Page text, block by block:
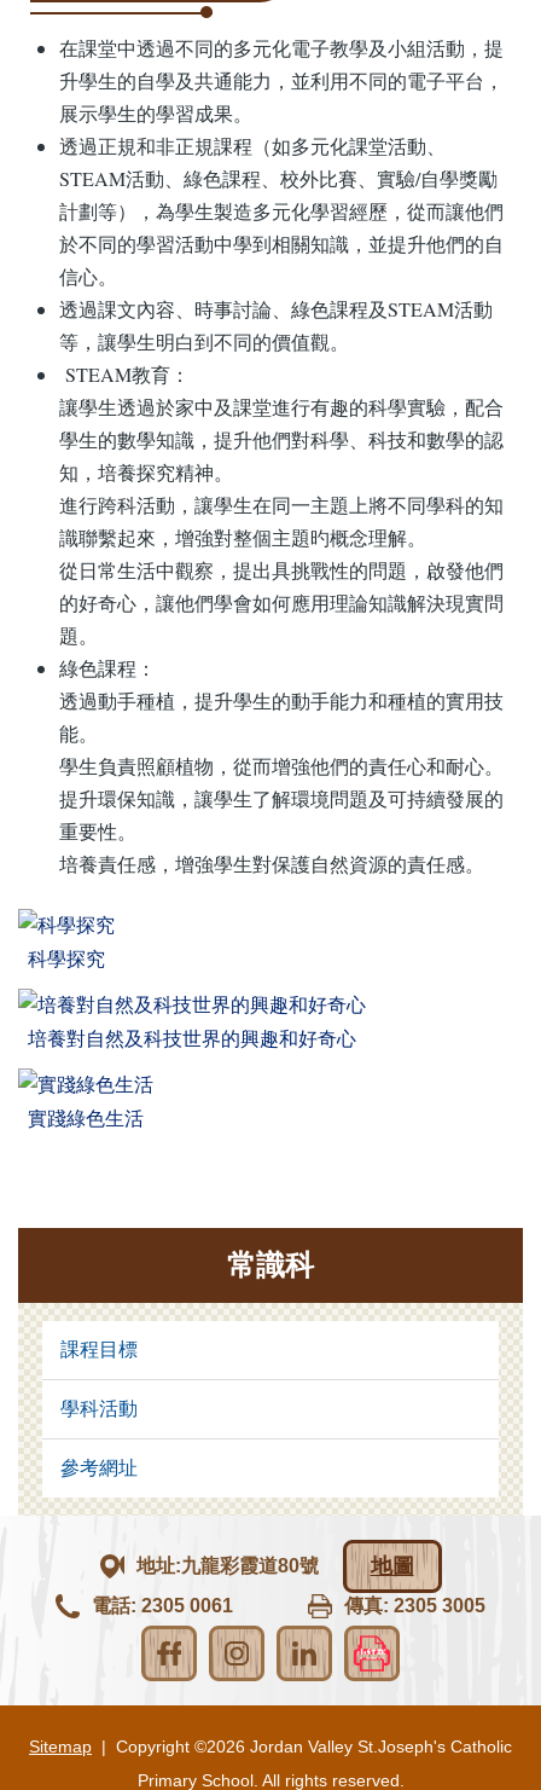
在課堂中透過不同的多元化電子教學及小組活動，提
升學生的自學及共通能力，並利用不同的電子平台，
展示學生的學習成果。
透過正規和非正規課程（如多元化課堂活動、
STEAM活動、綠色課程、校外比賽、實驗/自學獎勵
計劃等），為學生製造多元化學習經歷，從而讓他們
於不同的學習活動中學到相關知識，並提升他們的自
信心。
透過課文內容、時事討論、綠色課程及STEAM活動
等，讓學生明白到不同的價值觀。
STEAM教育：
讓學生透過於家中及課堂進行有趣的科學實驗，配合
學生的數學知識，提升他們對科學、科技和數學的認
知，培養探究精神。
進行跨科活動，讓學生在同一主題上將不同學科的知
識聯繫起來，增強對整個主題旳概念理解。
從日常生活中觀察，提出具挑戰性的問題，啟發他們
的好奇心，讓他們學會如何應用理論知識解決現實問
題。
綠色課程：
透過動手種植，提升學生的動手能力和種植的實用技
能。
學生負責照顧植物，從而增強他們的責任心和耐心。
提升環保知識，讓學生了解環境問題及可持續發展的
重要性。
培養責任感，增強學生對保護自然資源的責任感。
科學探究
培養對自然及科技世界的興趣和好奇心
實踐綠色生活
常識科
課程目標
學科活動
參考網址
地址:九龍彩霞道80號 地圖
電話: 2305 0061 傳真: 2305 3005
Sitemap | Copyright ©2026 Jordan Valley St.Joseph's Catholic
Primary School. All rights reserved.